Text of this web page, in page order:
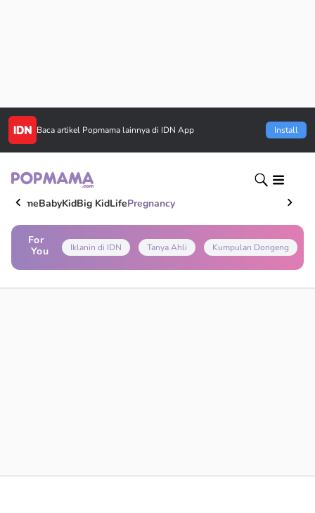
Baca artikel Popmama lainnya di IDN App Install
HomeBabyKidBig KidLifePregnancy
For
You
Iklanin di IDN Tanya Ahli Kumpulan Dongeng